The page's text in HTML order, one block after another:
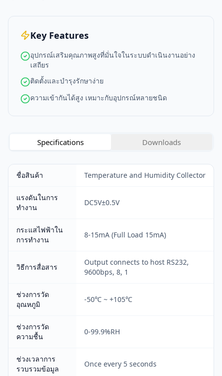
Key Features
อุปกรณ์เสริมคุณภาพสูงที่มั่นใจในระบบดำเนินงานอย่าง
เสถียร
ติดตั้งและบำรุงรักษาง่าย
ความเข้ากันได้สูง เหมาะกับอุปกรณ์หลายชนิด
Specifications Downloads
ชื่อสินค้า Temperature and Humidity Collector
แรงดันในการ
ทำงาน
DC5V±0.5V
กระแสไฟฟ้าใน
การทำงาน
8-15mA (Full Load 15mA)
วิธีการสื่อสาร
Output connects to host RS232,
9600bps, 8, 1
ช่วงการวัด
อุณหภูมิ
-50℃ ~ +105℃
ช่วงการวัด
ความชื้น
0-99.9%RH
ช่วงเวลาการ
รวบรวมข้อมูล
Once every 5 seconds